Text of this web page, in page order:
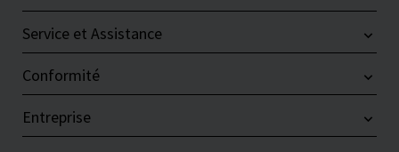
Service et Assistance
Conformité
Entreprise